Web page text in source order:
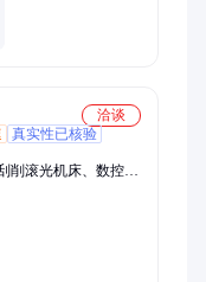
洽谈
真实性已核验
削滚光机床、数控深
数控深孔珩磨机床、